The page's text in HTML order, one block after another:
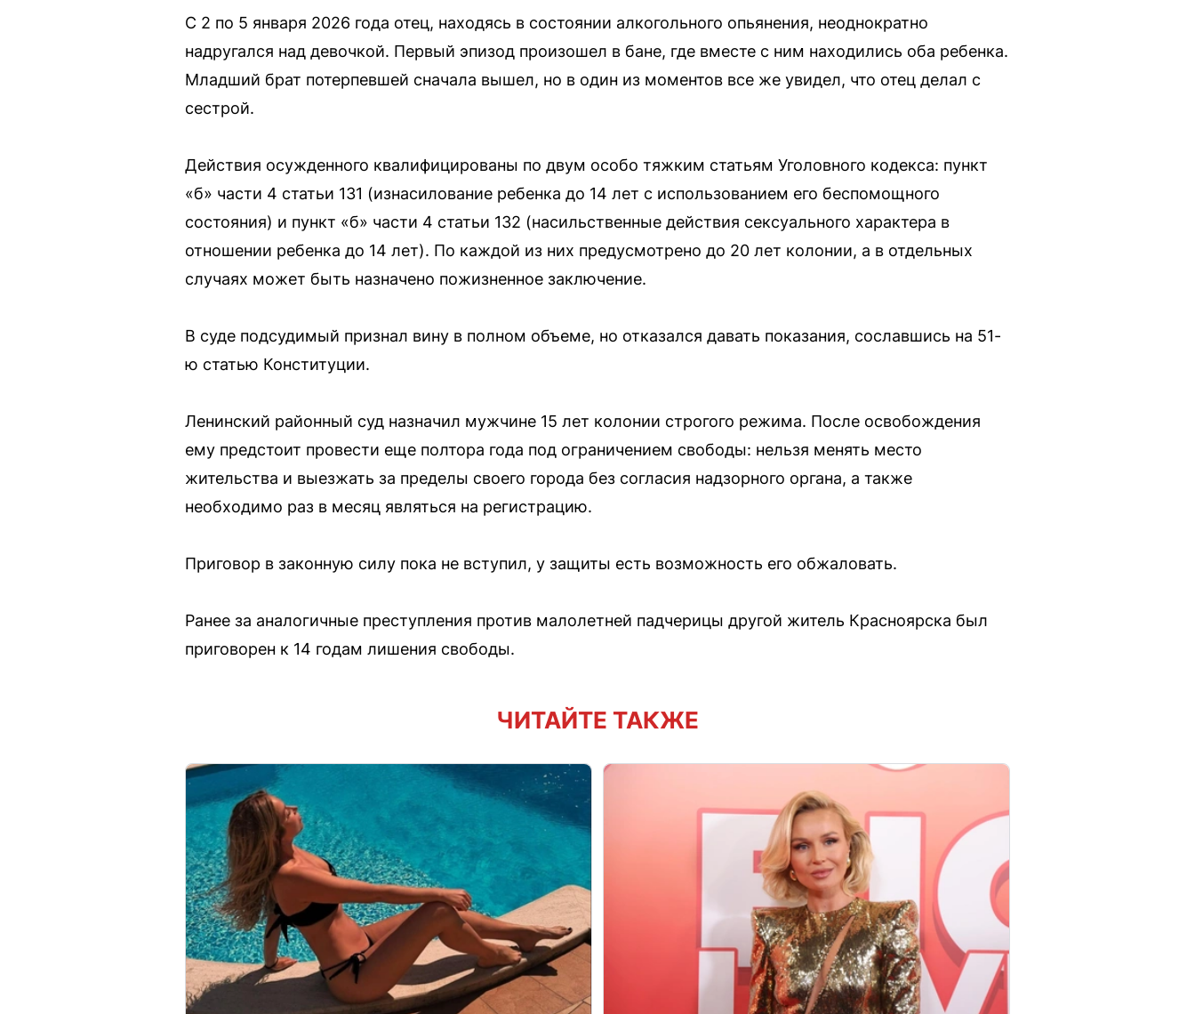
С 2 по 5 января 2026 года отец, находясь в состоянии алкогольного опьянения, неоднократно
надругался над девочкой. Первый эпизод произошел в бане, где вместе с ним находились оба ребенка.
Младший брат потерпевшей сначала вышел, но в один из моментов все же увидел, что отец делал с
сестрой.
Действия осужденного квалифицированы по двум особо тяжким статьям Уголовного кодекса: пункт
«б» части 4 статьи 131 (изнасилование ребенка до 14 лет с использованием его беспомощного
состояния) и пункт «б» части 4 статьи 132 (насильственные действия сексуального характера в
отношении ребенка до 14 лет). По каждой из них предусмотрено до 20 лет колонии, а в отдельных
случаях может быть назначено пожизненное заключение.
В суде подсудимый признал вину в полном объеме, но отказался давать показания, сославшись на 51-
ю статью Конституции.
Ленинский районный суд назначил мужчине 15 лет колонии строгого режима. После освобождения
ему предстоит провести еще полтора года под ограничением свободы: нельзя менять место
жительства и выезжать за пределы своего города без согласия надзорного органа, а также
необходимо раз в месяц являться на регистрацию.
Приговор в законную силу пока не вступил, у защиты есть возможность его обжаловать.
Ранее за аналогичные преступления против малолетней падчерицы другой житель Красноярска был
приговорен к 14 годам лишения свободы.
ЧИТАЙТЕ ТАКЖЕ